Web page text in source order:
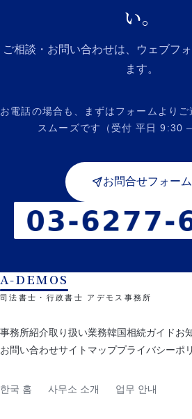
い。
ご相談・お問い合わせは、ウェブフ
ます。
お電話の場合も、まずはフォームよりご
スムーズです（受付 平日 9:30
お問合せフォーム
A-DEMOS
司法書士・行政書士 アデモス事務所
事務所紹介取り扱い業務韓国相続ガイドお
お問い合わせサイトマッププライバシーポ
한국 홈 사무소 소개 업무 안내